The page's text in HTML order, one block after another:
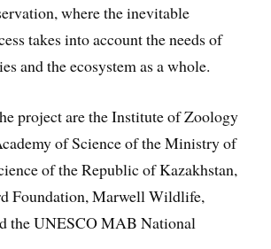
where the inevitable
takes into account the needs of
and the ecosystem as a whole.
project are the Institute of Zoology
of Science of the Ministry of
of the Republic of Kazakhstan,
Foundation, Marwell Wildlife,
the UNESCO MAB National